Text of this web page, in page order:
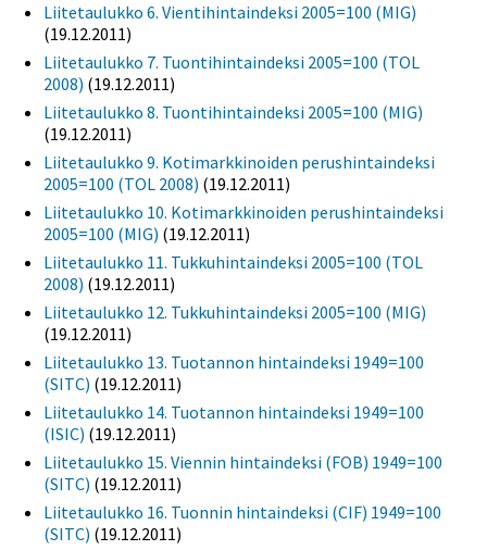
Liitetaulukko 6. Vientihintaindeksi 2005=100 (MIG)
(19.12.2011)
Liitetaulukko 7. Tuontihintaindeksi 2005=100 (TOL
2008) (19.12.2011)
Liitetaulukko 8. Tuontihintaindeksi 2005=100 (MIG)
(19.12.2011)
Liitetaulukko 9. Kotimarkkinoiden perushintaindeksi
2005=100 (TOL 2008) (19.12.2011)
Liitetaulukko 10. Kotimarkkinoiden perushintaindeksi
2005=100 (MIG) (19.12.2011)
Liitetaulukko 11. Tukkuhintaindeksi 2005=100 (TOL
2008) (19.12.2011)
Liitetaulukko 12. Tukkuhintaindeksi 2005=100 (MIG)
(19.12.2011)
Liitetaulukko 13. Tuotannon hintaindeksi 1949=100
(SITC) (19.12.2011)
Liitetaulukko 14. Tuotannon hintaindeksi 1949=100
(ISIC) (19.12.2011)
Liitetaulukko 15. Viennin hintaindeksi (FOB) 1949=100
(SITC) (19.12.2011)
Liitetaulukko 16. Tuonnin hintaindeksi (CIF) 1949=100
(SITC) (19.12.2011)